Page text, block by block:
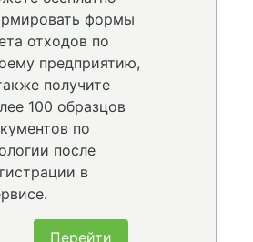
формы
отходов по
предприятию,
получите
100 образцов
по
после
в
Перейти